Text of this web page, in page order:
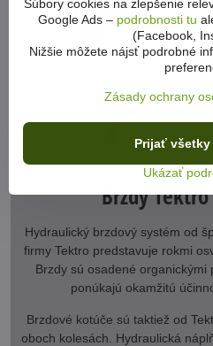
Brzdy
Hydraulický brzdový systém od
firmy Tektro predstavuje rokmi
Brzdy sú osadené organickými
ponúkajú okamžitú
Brzdové kotúče sú taktiež od
oboch kolesách. Hydraulická
Súbory cookies na zlepšenie
Google Ads – podrobnosti tu
(Facebook,
Nižšie môžete nájsť podrobné
Zásady ochrany
Ukázať
Prijať